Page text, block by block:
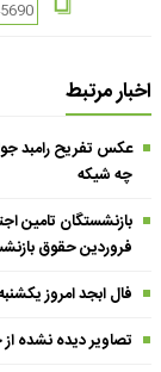
اخبار مرتبط
عکس تفریح رامبد
چه شیکه
فروردین حقوق
فال ابجد امروز یکشنبه 5 مرداد 1404 | حروف ابجد از تغییرات مثبت خبر
تصاویر دیده نشده